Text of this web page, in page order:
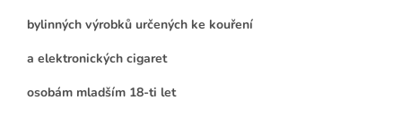
bylinných výrobků určených ke kouření
a elektronických cigaret
osobám mladším 18-ti let